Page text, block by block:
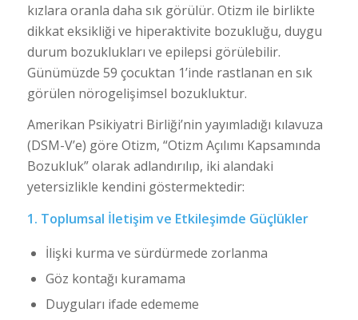
kızlara oranla daha sık görülür. Otizm ile birlikte
dikkat eksikliği ve hiperaktivite bozukluğu, duygu
durum bozuklukları ve epilepsi görülebilir.
Günümüzde 59 çocuktan 1’inde rastlanan en sık
görülen nörogelişimsel bozukluktur.
Amerikan Psikiyatri Birliği’nin yayımladığı kılavuza
(DSM-V’e) göre Otizm, “Otizm Açılımı Kapsamında
Bozukluk” olarak adlandırılıp, iki alandaki
yetersizlikle kendini göstermektedir:
1. Toplumsal İletişim ve Etkileşimde Güçlükler
İlişki kurma ve sürdürmede zorlanma
Göz kontağı kuramama
Duyguları ifade edememe